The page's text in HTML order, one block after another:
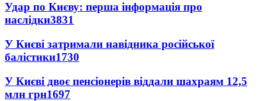
Удар по Києву: перша інформація про
наслідки3831
У Києві затримали навідника російської
балістики1730
У Києві двоє пенсіонерів віддали шахраям 12,5
млн грн1697